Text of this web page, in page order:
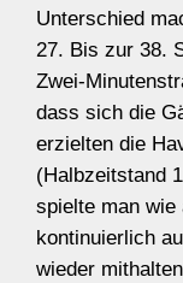
Unterschied
27. Bis zur 38.
Zwei-
dass sich die
erzielten die
(Halbzeitstand
spielte man
kontinuierlich
wieder